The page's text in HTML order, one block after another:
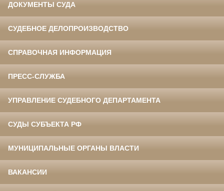
ДОКУМЕНТЫ СУДА
СУДЕБНОЕ ДЕЛОПРОИЗВОДСТВО
СПРАВОЧНАЯ ИНФОРМАЦИЯ
ПРЕСС-СЛУЖБА
УПРАВЛЕНИЕ СУДЕБНОГО ДЕПАРТАМЕНТА
СУДЫ СУБЪЕКТА РФ
МУНИЦИПАЛЬНЫЕ ОРГАНЫ ВЛАСТИ
ВАКАНСИИ